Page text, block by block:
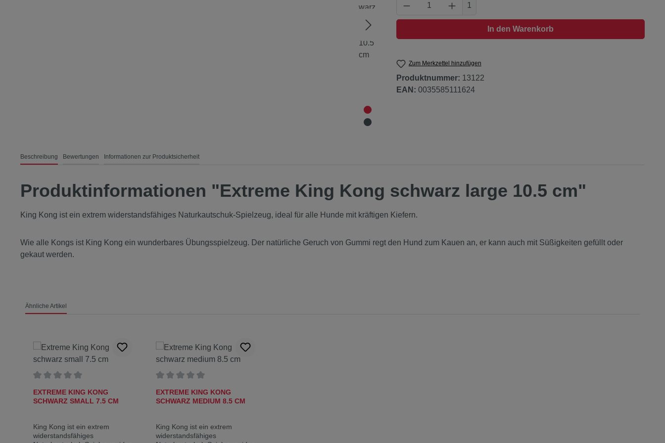
Produkt Anzahl: Gib den gewünschten Wert ein
1
In den Warenkorb
Zum Merkzettel hinzufügen
Produktnummer: 13122
EAN: 0035585111624
Beschreibung Bewertungen Informationen zur Produktsicherheit
Produktinformationen "Extreme King Kong schwarz large 10.5 cm"
King Kong ist ein extrem widerstandsfähiges Naturkautschuk-Spielzeug, ideal für alle Hunde mit kräftigen Kiefern.
Wie alle Kongs ist King Kong ein wunderbares Übungsspielzeug. Der natürliche Geruch von Gummi regt den Hund zum Kauen an, er kann auch mit Süßigkeiten gefüllt oder
gekaut werden.
Ähnliche Artikel
EXTREME KING KONG
SCHWARZ SMALL 7.5 CM
King Kong ist ein extrem
widerstandsfähiges
EXTREME KING KONG
SCHWARZ MEDIUM 8.5 CM
King Kong ist ein extrem
widerstandsfähiges